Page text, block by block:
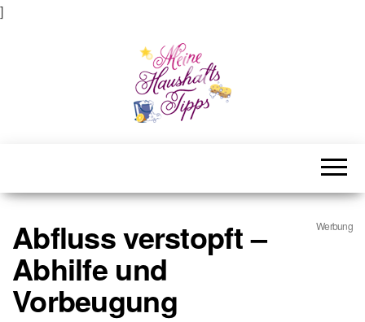
]
Abfluss verstopft –
Abhilfe und
Vorbeugung
Werbung